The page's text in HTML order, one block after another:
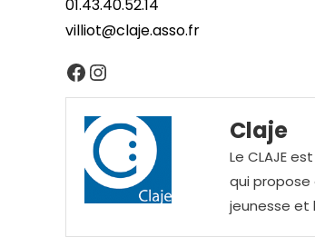
01.43.40.52.14
villiot@claje.asso.fr
Facebook
Instagram
Claje
Le CLAJE
qui propose
jeunesse et